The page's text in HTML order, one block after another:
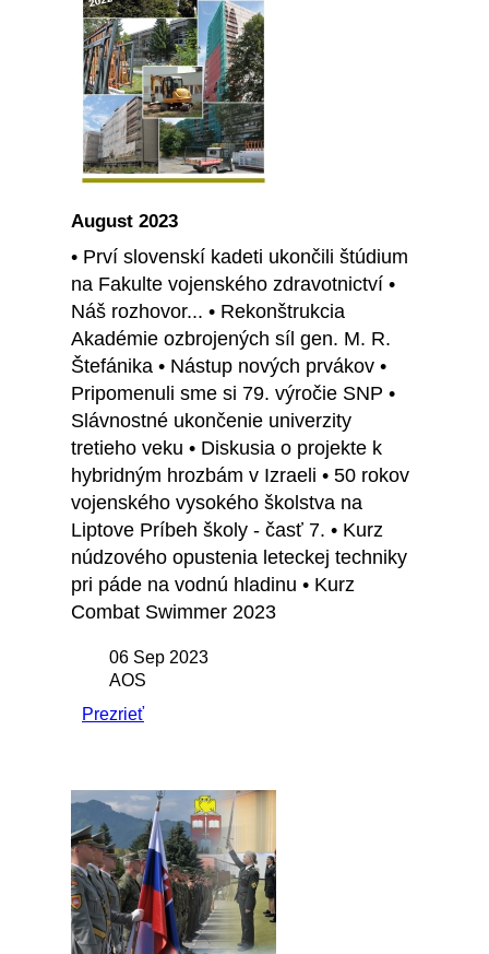
August 2023
• Prví slovenskí kadeti ukončili štúdium
na Fakulte vojenského zdravotnictví •
Náš rozhovor... • Rekonštrukcia
Akadémie ozbrojených síl gen. M. R.
Štefánika • Nástup nových prvákov •
Pripomenuli sme si 79. výročie SNP •
Slávnostné ukončenie univerzity
tretieho veku • Diskusia o projekte k
hybridným hrozbám v Izraeli • 50 rokov
vojenského vysokého školstva na
Liptove Príbeh školy - časť 7. • Kurz
núdzového opustenia leteckej techniky
pri páde na vodnú hladinu • Kurz
Combat Swimmer 2023
06 Sep 2023
AOS
Prezrieť